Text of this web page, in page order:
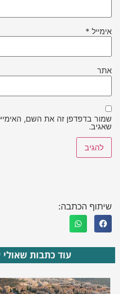
אימייל *
אתר
שמור בדפדפן זה את השם,
שאגיב.
שיתוף הכתבה:
עוד כתבות שאולי